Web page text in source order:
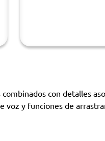
con detalles
voz y funciones de